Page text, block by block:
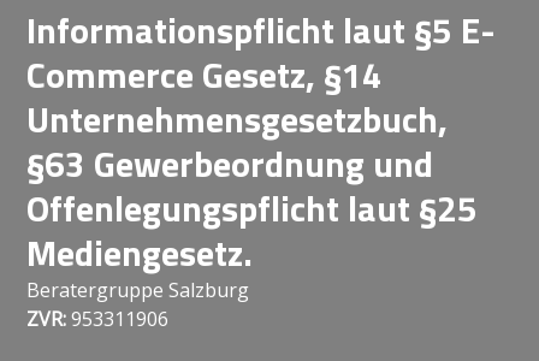
Informationspflicht laut §5 E-
Commerce Gesetz, §14
Unternehmensgesetzbuch,
§63 Gewerbeordnung und
Offenlegungspflicht laut §25
Mediengesetz.
Beratergruppe Salzburg
ZVR:953311906